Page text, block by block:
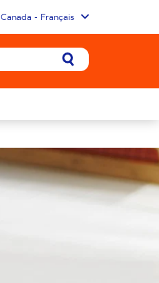
Canada - Français